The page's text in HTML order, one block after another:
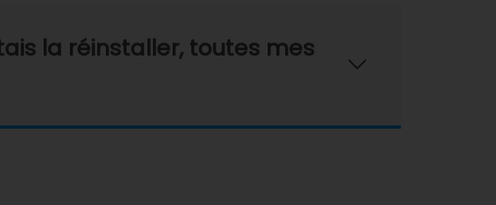
la réinstaller, toutes mes